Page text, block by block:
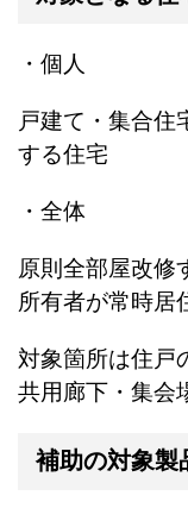
・個人
戸建て・集合住
する住宅
・全体
原則全部屋改修
所有者が常時居
対象箇所は住戸
共用廊下・集会
補助の対象製